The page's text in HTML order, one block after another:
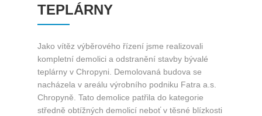
TEPLÁRNY
Jako vítěz výběrového řízení jsme realizovali
kompletní demolici a odstranění stavby bývalé
teplárny v Chropyni. Demolovaná budova se
nacházela v areálu výrobního podniku Fatra a.s.
Chropyně. Tato demolice patřila do kategorie
středně obtížných demolicí neboť v těsné blízkosti